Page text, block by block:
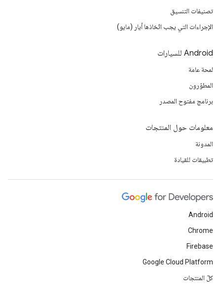
تصنيفات التنسيق
الإجراءات التي يجب اتّخاذها أيار (مايو)
‫Android للسيارات
لمحة عامة
المطوّرون
برنامج مفتوح المصدر
معلومات حول المنتجات
المدونة
تطبيقات للقيادة
Android
Chrome
Firebase
Google Cloud Platform
كلّ المنتجات